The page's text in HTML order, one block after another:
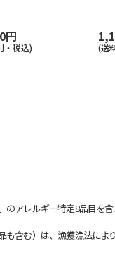
円
・税込) (送
アレルギー特定8品目を含
含む）は、漁獲漁法に